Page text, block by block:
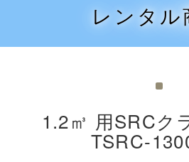
レンタル
1.2㎥ 用SRCク
TSRC-